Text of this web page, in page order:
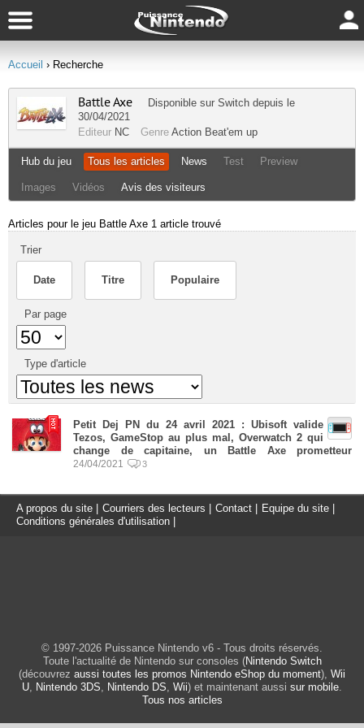
Accueil › Recherche
Battle Axe Disponible sur Switch depuis le
30/04/2021
Editeur NC Genre Action Beat'em up
Hub du jeu Tous les articles News Test Preview
Images Vidéos Avis des visiteurs
Articles pour le jeu Battle Axe 1 article trouvé
Trier
Date Titre Populaire
Par page
Type d'article
Petit Dej PN du 24 avril 2021 : Ubisoft valide
Tezos, GameStop au plus mal, Overwatch 2 qui
change de capitaine, un Battle Axe prometteur
24/04/2021 3
A propos du site Courriers des lecteurs Contact Equipe du site
Conditions générales d'utilisation
© 1997-2026 Puissance Nintendo v6 - Tous droits réservés.
Toute l'actualité de Nintendo sur consoles (Nintendo Switch
(découvrez aussi toutes les promos Nintendo eShop du moment), Wii
U, Nintendo 3DS, Nintendo DS, Wii) et maintenant aussi sur mobile.
Tous nos articles